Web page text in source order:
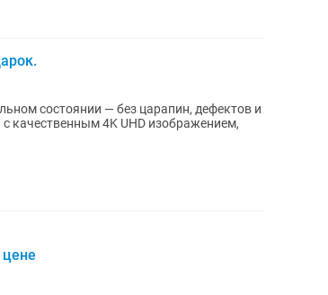
состоянии — без царапин, дефектов и
качественным 4K UHD изображением,